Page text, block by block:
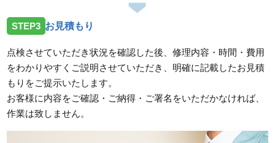
STEP3 お見積もり
点検させていただき状況を確認した後、修理内容・時間・費用
をわかりやすくご説明させていただき、明確に記載したお見積
もりをご提示いたします。
お客様に内容をご確認・ご納得・ご署名をいただかなければ、
作業は致しません。